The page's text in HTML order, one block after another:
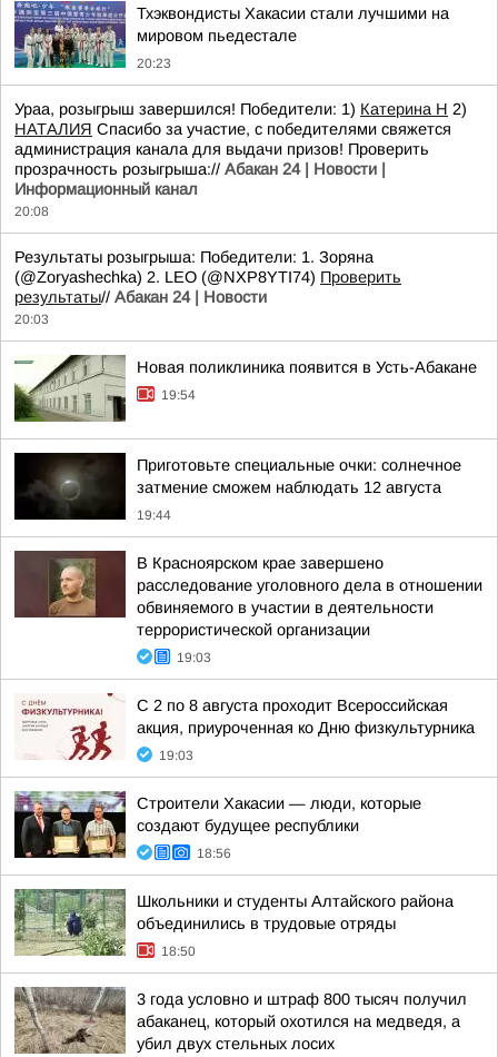
Тхэквондисты Хакасии стали лучшими на
мировом пьедестале
20:23
Ураа, розыгрыш завершился! Победители: 1) Катерина Н 2)
НАТАЛИЯ Спасибо за участие, с победителями свяжется
администрация канала для выдачи призов! Проверить
прозрачность розыгрыша:// Абакан 24 | Новости |
Информационный канал
20:08
Результаты розыгрыша: Победители: 1. Зоряна
(@Zoryashechka) 2. LEO (@NXP8YTI74) Проверить
результаты// Абакан 24 | Новости
20:03
Новая поликлиника появится в Усть-Абакане
19:54
Приготовьте специальные очки: солнечное
затмение сможем наблюдать 12 августа
19:44
В Красноярском крае завершено
расследование уголовного дела в отношении
обвиняемого в участии в деятельности
террористической организации
19:03
С 2 по 8 августа проходит Всероссийская
акция, приуроченная ко Дню физкультурника
19:03
Строители Хакасии — люди, которые
создают будущее республики
18:56
Школьники и студенты Алтайского района
объединились в трудовые отряды
18:50
3 года условно и штраф 800 тысяч получил
абаканец, который охотился на медведя, а
убил двух стельных лосих